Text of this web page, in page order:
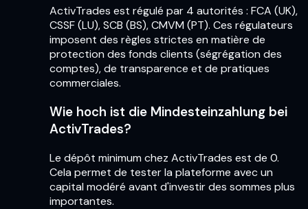
ActivTrades est régulé par 4 autorités : FCA (UK),
CSSF (LU), SCB (BS), CMVM (PT). Ces régulateurs
imposent des règles strictes en matière de
protection des fonds clients (ségrégation des
comptes), de transparence et de pratiques
commerciales.
Wie hoch ist die Mindesteinzahlung bei
ActivTrades?
Le dépôt minimum chez ActivTrades est de 0.
Cela permet de tester la plateforme avec un
capital modéré avant d'investir des sommes plus
importantes.